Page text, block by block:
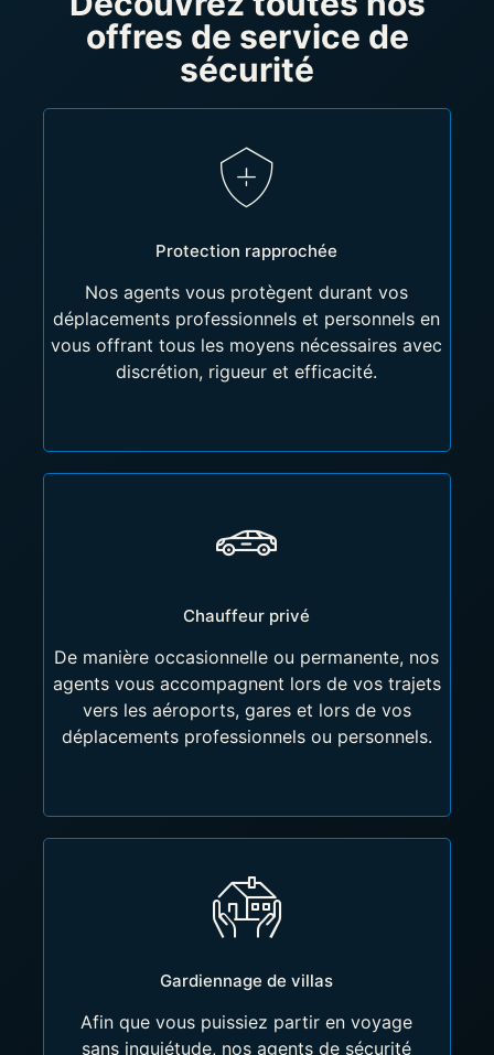
offres de service de
sécurité
Protection rapprochée
Nos agents vous protègent durant vos
déplacements professionnels et personnels en
vous offrant tous les moyens nécessaires avec
discrétion, rigueur et efficacité.
Chauffeur privé
De manière occasionnelle ou permanente, nos
agents vous accompagnent lors de vos trajets
vers les aéroports, gares et lors de vos
déplacements professionnels ou personnels.
Gardiennage de villas
Afin que vous puissiez partir en voyage
sans inquiétude, nos agents de sécurité